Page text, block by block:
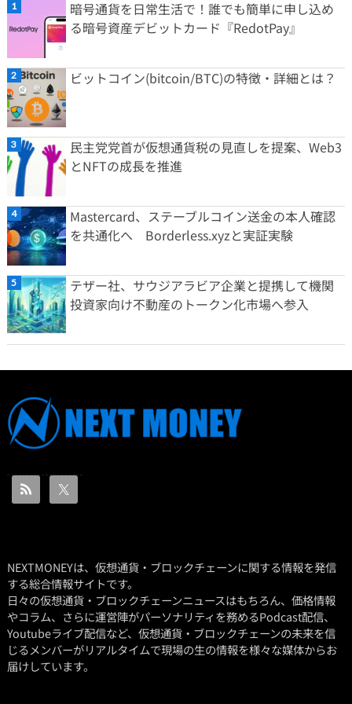
暗号通貨を日常生活で！誰でも簡単に申し込め
る暗号資産デビットカード『RedotPay』
ビットコイン(bitcoin/BTC)の特徴・詳細とは？
民主党党首が仮想通貨税の見直しを提案、Web3
とNFTの成長を推進
Mastercard、ステーブルコイン送金の本人確認
を共通化へ Borderless.xyzと実証実験
テザー社、サウジアラビア企業と提携して機関
投資家向け不動産のトークン化市場へ参入
NEXTMONEYは、仮想通貨・ブロックチェーンに関する情報を発信
する総合情報サイトです。
日々の仮想通貨・ブロックチェーンニュースはもちろん、価格情報
やコラム、さらに運営陣がパーソナリティを務めるPodcast配信、
Youtubeライブ配信など、仮想通貨・ブロックチェーンの未来を信
じるメンバーがリアルタイムで現場の生の情報を様々な媒体からお
届けしています。